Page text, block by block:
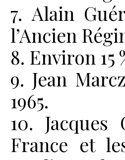
7. Alain
l’Ancien
8. Environ 15
9. Jean
1965.
10.
France et